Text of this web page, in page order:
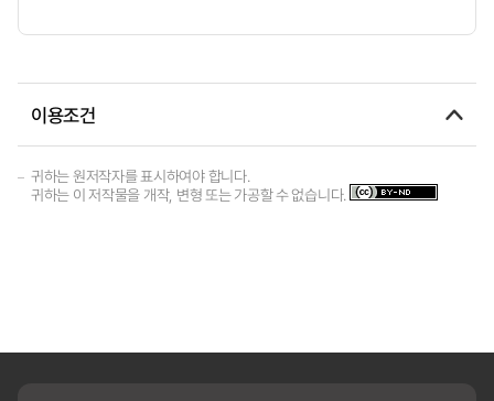
이용조건
귀하는 원저작자를 표시하여야 합니다.
귀하는 이 저작물을 개작, 변형 또는 가공할 수 없습니다.